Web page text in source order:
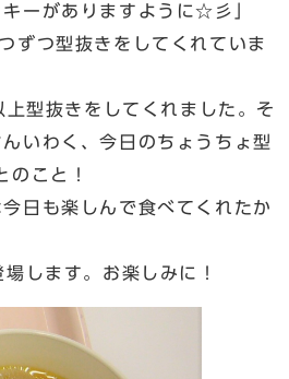
キーがありますように☆彡」
ずつ型抜きをしてくれていま
型抜きをしてくれました。そ
いわく、今日のちょうちょ型
のこと！
日も楽しんで食べてくれたか
します。お楽しみに！